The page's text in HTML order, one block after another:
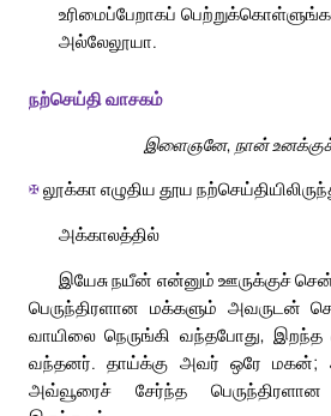
உரிமைப்பேறாகப்
அல்லேலூயா.
நற்செய்தி வாசகம்
இளைஞனே, நான் உனக்குச்
✠லூக்கா எழுதிய தூய
அக்காலத்தில்
இயேசு நயீன் என்னும் ஊருக்குச்
பெருந்திரளான மக்களும் அவருடன்
வாயிலை நெருங்கி வந்தபோது, இறந்த
வந்தனர். தாய்க்கு அவர் ஒரே
அவ்வூரைச் சேர்ந்த